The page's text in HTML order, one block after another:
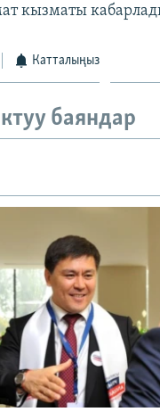
кызматы
Катталыңыз
баяндар